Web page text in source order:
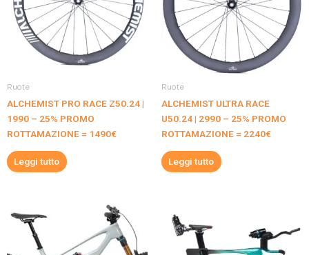
Ruote
ALCHEMIST PRO RACE Z50.24 |
1990 – 25% PROMO
ROTTAMAZIONE = 1490€
Leggi tutto
Ruote
ALCHEMIST ULTRA RACE
U50.24 | 2990 – 25% PROMO
ROTTAMAZIONE = 2240€
Leggi tutto